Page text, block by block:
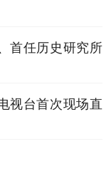
首任历史研究所
视台首次现场直